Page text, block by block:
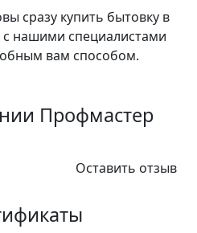
сразу купить бытовку в
с нашими специалистами
вам способом.
Профмастер
Оставить отзыв